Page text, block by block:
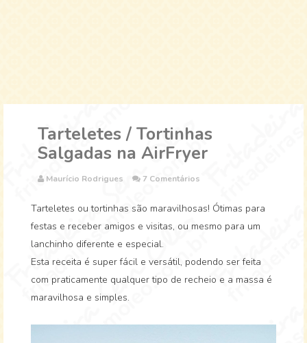
Tarteletes / Tortinhas
Salgadas na AirFryer
Maurício Rodrigues 7 Comentários
Tarteletes ou tortinhas são maravilhosas! Ótimas para
festas e receber amigos e visitas, ou mesmo para um
lanchinho diferente e especial.
Esta receita é super fácil e versátil, podendo ser feita
com praticamente qualquer tipo de recheio e a massa é
maravilhosa e simples.